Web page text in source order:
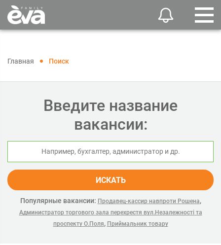
Главная Поиск
Введите название
вакансии:
ИСКАТЬ
Популярные вакансии: Продавец-кассир навпроти Рошена,
Администратор торгового зала перехрестя вул.Незалежності та
проспекту О.Поля, Приймальник товару